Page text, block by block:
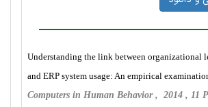
Understanding the link between organizational
and ERP system usage: An empirical
Computers in Human Behavior , 2014 , 11